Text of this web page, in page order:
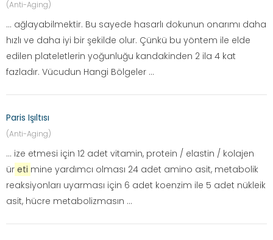
(Anti-Aging)
... ağlayabilmektir. Bu sayede hasarlı dokunun onarımı daha
hızlı ve daha iyi bir şekilde olur. Çünkü bu yöntem ile elde
edilen plateletlerin yoğunluğu kandakinden 2 ila 4 kat
fazladır. Vücudun Hangi Bölgeler ...
Paris Işıltısı
(Anti-Aging)
... ize etmesi için 12 adet vitamin, protein / elastin / kolajen
ür eti mine yardımcı olması 24 adet amino asit, metabolik
reaksiyonları uyarması için 6 adet koenzim ile 5 adet nükleik
asit, hücre metabolizmasın ...